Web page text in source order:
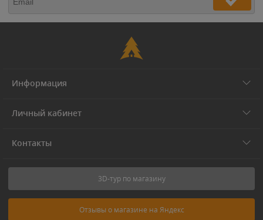
Информация
Личный кабинет
Контакты
3D-тур по магазину
Отзывы о магазине на Яндекс